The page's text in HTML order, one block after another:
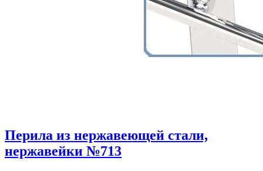
Перила из нержавеющей стали,
нержавейки №713